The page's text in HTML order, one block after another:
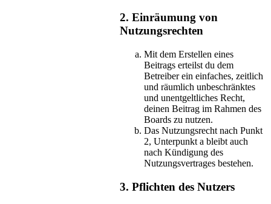
2. Einräumung von
Nutzungsrechten
Mit dem Erstellen eines
Beitrags erteilst du dem
Betreiber ein einfaches, zeitlich
und räumlich unbeschränktes
und unentgeltliches Recht,
deinen Beitrag im Rahmen des
Boards zu nutzen.
Das Nutzungsrecht nach Punkt
2, Unterpunkt a bleibt auch
nach Kündigung des
Nutzungsvertrages bestehen.
3. Pflichten des Nutzers